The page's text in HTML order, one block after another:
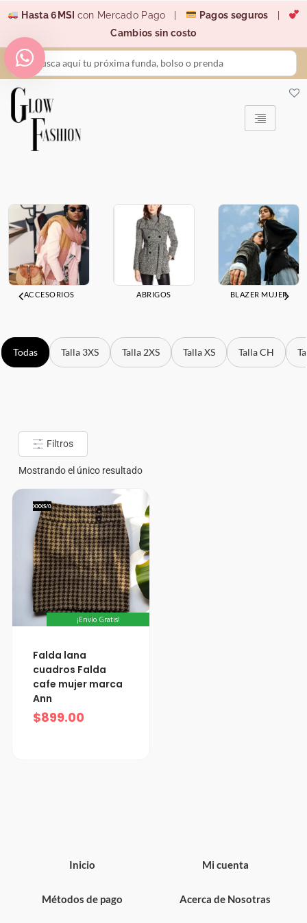
contenido
Hasta 6MSI con Mercado Pago | Pagos seguros
Cambios sin costo
Search
...
ACCESORIOS ABRIGOS BLAZER MUJER
Todas Talla 3XS Talla 2XS Talla XS Talla CH
Filtros
Mostrando el único resultado
XXXS/0
¡Envío Gratis!
Falda lana
cuadros Falda
cafe mujer marca
Ann
$899.00
Inicio
Métodos de pago
Mi cuenta
Acerca de Nosotras